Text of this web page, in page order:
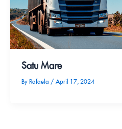
Satu Mare
By Rafaela / April 17, 2024